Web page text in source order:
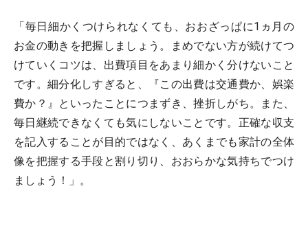
「毎日細かくつけられなくても、おおざっぱに1ヵ月の
お金の動きを把握しましょう。まめでない方が続けてつ
けていくコツは、出費項目をあまり細かく分けないこと
です。細分化しすぎると、『この出費は交通費か、娯楽
費か？』といったことにつまずき、挫折しがち。また、
毎日継続できなくても気にしないことです。正確な収支
を記入することが目的ではなく、あくまでも家計の全体
像を把握する手段と割り切り、おおらかな気持ちでつけ
ましょう！」。